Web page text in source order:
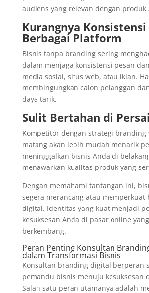
audiens yang relevan dengan produk
Kurangnya Konsistensi
Berbagai Platform
Bisnis tanpa branding sering
dalam menjaga konsistensi pesan
media sosial, situs web, atau iklan.
membingungkan calon pelanggan
daya tarik.
Sulit Bertahan di
Kompetitor dengan strategi branding
matang akan lebih mudah menarik
meninggalkan bisnis Anda di
menawarkan kualitas produk yang
Dengan memahami tantangan ini,
segera merancang atau memperkuat
digital. Identitas yang kuat menjadi
kesuksesan Anda di pasar online
berkembang.
Peran Penting Konsultan
dalam Transformasi Bisnis
Konsultan branding digital berperan
pemandu bisnis menuju kesuksesan
Salah satu peran utamanya adalah